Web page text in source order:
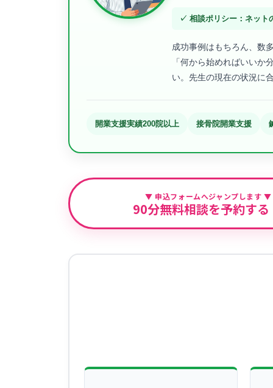
✓ 相談ポリシー：ネット
成功事例はもちろん、数
「何から始めればいい
い。先生の現在の状況に
開業支援実績200院以上 接骨院開業支援
▼ 申込フォームへジャンプします ▼
90分無料相談を予約する